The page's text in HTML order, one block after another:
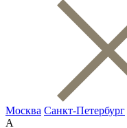
Москва Санкт-Петербург
А